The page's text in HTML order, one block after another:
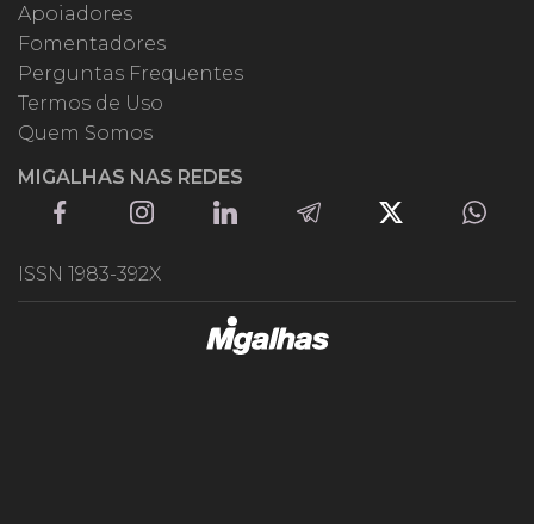
Apoiadores
Fomentadores
Perguntas Frequentes
Termos de Uso
Quem Somos
MIGALHAS NAS REDES
ISSN 1983-392X